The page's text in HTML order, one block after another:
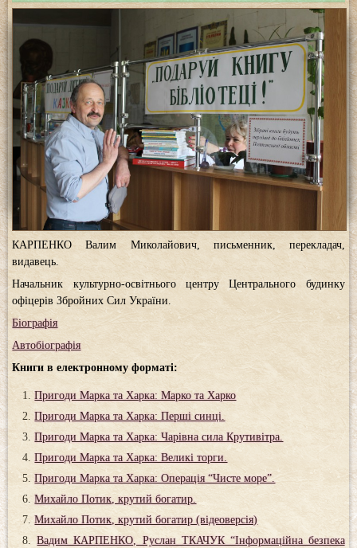
КАРПЕНКО Валим Миколайович, письменник, перекладач,
видавець.
Начальник культурно-освітнього центру Центрального будинку
офіцерів Збройних Сил України.
Біографія
Автобіографія
Книги в електронному форматі:
Пригоди Марка та Харка: Марко та Харко
Пригоди Марка та Харка: Перші синці.
Пригоди Марка та Харка: Чарівна сила Крутивітра.
Пригоди Марка та Харка: Великі торги.
Пригоди Марка та Харка: Операція “Чисте море”.
Михайло Потик, крутий богатир.
Михайло Потик, крутий богатир (відеоверсія)
Вадим КАРПЕНКО, Руслан ТКАЧУК “Інформаційна безпека